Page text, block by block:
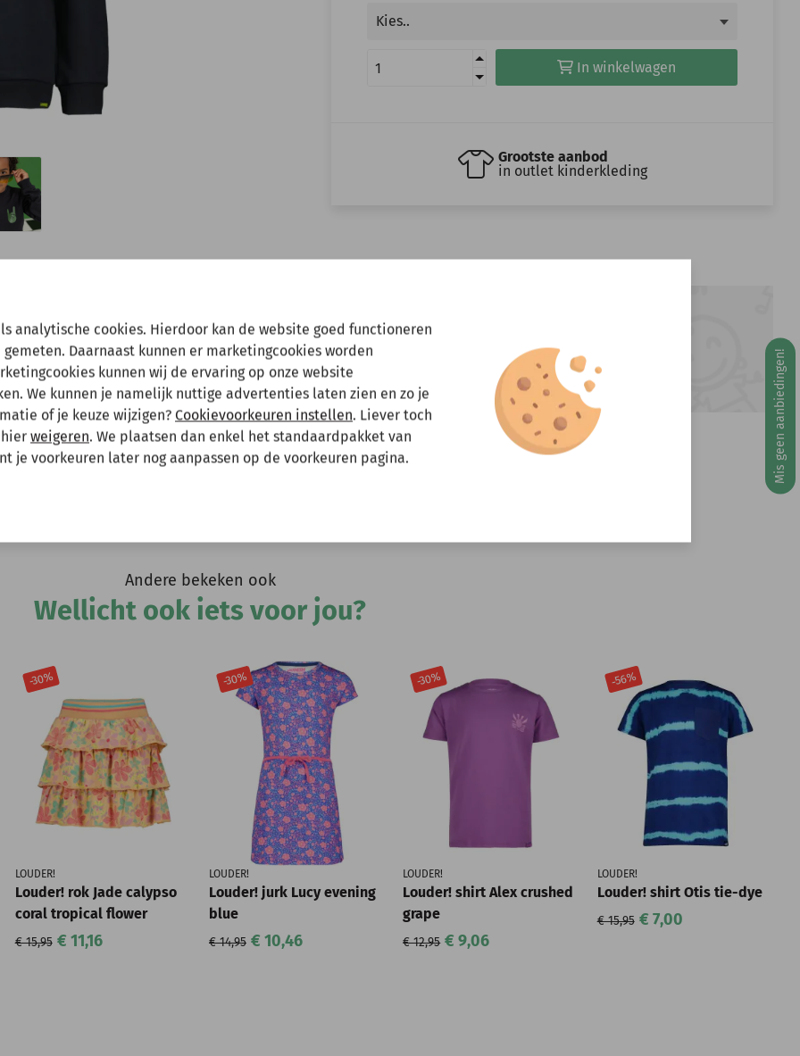
In winkelwagen
Grootste aanbod
in outlet kinderkleding
Sweater heeft de volgende afmetingen:
35 cm
39 cm
44 cm
48 cm
52 cm
57 cm
63 cm
Heeft u vragen?
info@miniandmore.nl
Andere bekeken ook
Wellicht ook iets voor jou?
-30%
LOUDER!
Louder! rok Jade calypso
coral tropical flower
€ 15,95 € 11,16
-30%
LOUDER!
Louder! jurk Lucy evening
blue
€ 14,95 € 10,46
-30%
LOUDER!
Louder! shirt Alex crushed
grape
€ 12,95 € 9,06
-56%
LOUDER!
Louder! shirt Otis tie-dye
€ 15,95 € 7,00
Mis geen aanbiedingen!
tussenuit!
een bestelling plaatsen maar deze wordt dan maandag 10 augustus
te houden bij het plaatsen van je bestelling.
analytische cookies. Hierdoor kan de website goed functioneren
Daarnaast kunnen er marketingcookies worden
kunnen wij de ervaring op onze website
We kunnen je namelijk nuttige advertenties laten zien en zo je
of je keuze wijzigen? Cookievoorkeuren instellen. Liever toch
weigeren. We plaatsen dan enkel het standaardpakket van
je voorkeuren later nog aanpassen op de voorkeuren pagina.